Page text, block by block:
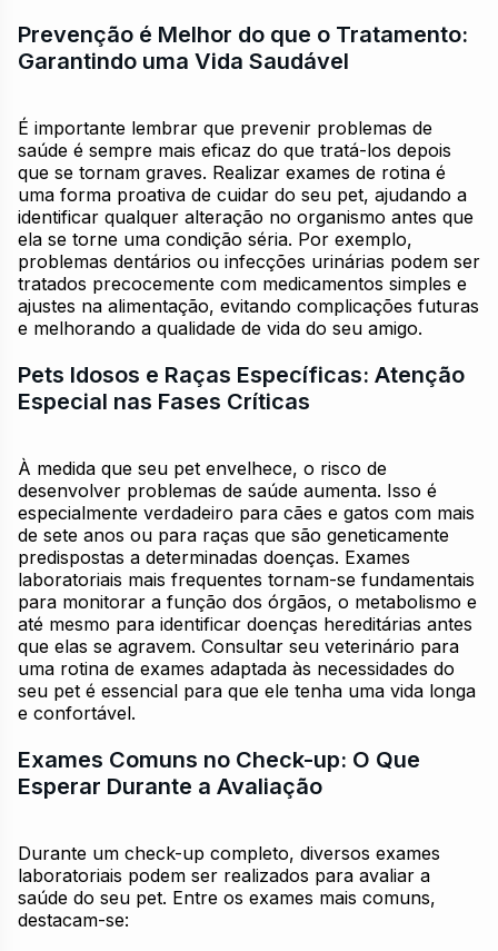
Prevenção é Melhor do que o Tratamento:
Garantindo uma Vida Saudável
É importante lembrar que prevenir problemas de
saúde é sempre mais eficaz do que tratá-los depois
que se tornam graves. Realizar exames de rotina é
uma forma proativa de cuidar do seu pet, ajudando a
identificar qualquer alteração no organismo antes que
ela se torne uma condição séria. Por exemplo,
problemas dentários ou infecções urinárias podem ser
tratados precocemente com medicamentos simples e
ajustes na alimentação, evitando complicações futuras
e melhorando a qualidade de vida do seu amigo.
Pets Idosos e Raças Específicas: Atenção
Especial nas Fases Críticas
À medida que seu pet envelhece, o risco de
desenvolver problemas de saúde aumenta. Isso é
especialmente verdadeiro para cães e gatos com mais
de sete anos ou para raças que são geneticamente
predispostas a determinadas doenças. Exames
laboratoriais mais frequentes tornam-se fundamentais
para monitorar a função dos órgãos, o metabolismo e
até mesmo para identificar doenças hereditárias antes
que elas se agravem. Consultar seu veterinário para
uma rotina de exames adaptada às necessidades do
seu pet é essencial para que ele tenha uma vida longa
e confortável.
Exames Comuns no Check-up: O Que
Esperar Durante a Avaliação
Durante um check-up completo, diversos exames
laboratoriais podem ser realizados para avaliar a
saúde do seu pet. Entre os exames mais comuns,
destacam-se: